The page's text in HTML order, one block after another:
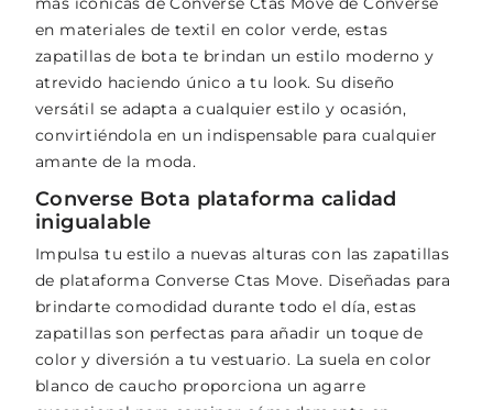
en materiales de textil en color verde, estas
zapatillas de bota te brindan un estilo moderno y
atrevido haciendo único a tu look. Su diseño
versátil se adapta a cualquier estilo y ocasión,
convirtiéndola en un indispensable para cualquier
amante de la moda.
Converse Bota plataforma calidad
inigualable
Impulsa tu estilo a nuevas alturas con las zapatillas
de plataforma Converse Ctas Move. Diseñadas para
brindarte comodidad durante todo el día, estas
zapatillas son perfectas para añadir un toque de
color y diversión a tu vestuario. La suela en color
blanco de caucho proporciona un agarre